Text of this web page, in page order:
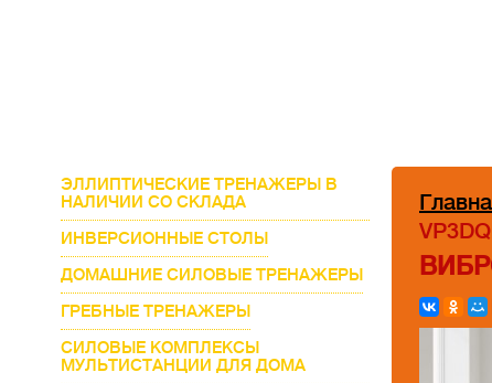
ЭЛЛИПТИЧЕСКИЕ ТРЕНАЖЕРЫ В
НАЛИЧИИ СО СКЛАДА
ИНВЕРСИОННЫЕ СТОЛЫ
ДОМАШНИЕ СИЛОВЫЕ ТРЕНАЖЕРЫ
ГРЕБНЫЕ ТРЕНАЖЕРЫ
СИЛОВЫЕ КОМПЛЕКСЫ
МУЛЬТИСТАНЦИИ ДЛЯ ДОМА